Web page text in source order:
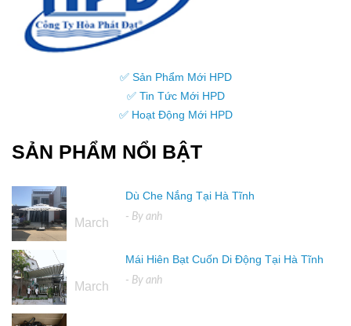
✅ Sản Phẩm Mới HPD
✅ Tin Tức Mới HPD
✅ Hoạt Động Mới HPD
SẢN PHẨM NỔI BẬT
March
Dù Che Nắng Tại Hà Tĩnh
- By anh
March
Mái Hiên Bạt Cuốn Di Động Tại Hà Tĩnh
- By anh